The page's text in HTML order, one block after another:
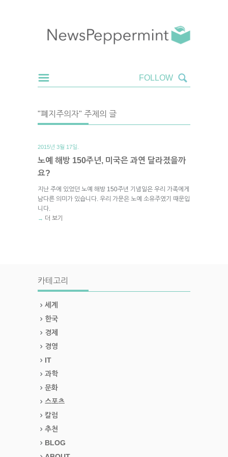
"폐지주의자" 주제의 글
2015년 3월 17일.
노예 해방 150주년, 미국은 과연 달라졌을까
요?
지난 주에 있었던 노예 해방 150주년 기념일은 우리 가족에게
남다른 의미가 있습니다. 우리 가문은 노예 소유주였기 때문입
니다.
→ 더 보기
카테고리
세계
한국
경제
경영
IT
과학
문화
스포츠
칼럼
추천
BLOG